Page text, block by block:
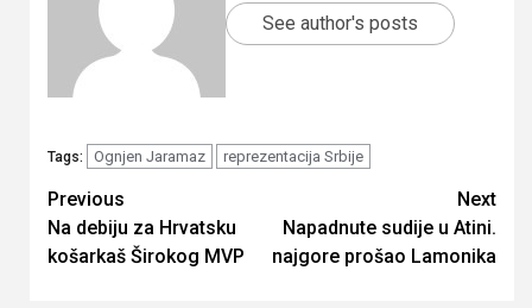
See author's posts
Tags: Ognjen Jaramaz reprezentacija Srbije
Continue
Reading
Previous
Na debiju za Hrvatsku
košarkaš Širokog MVP
Next
Napadnute sudije u Atini.
najgore prošao Lamonika